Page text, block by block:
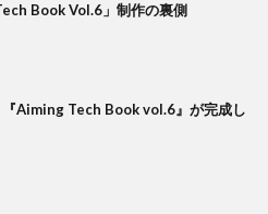
Book Vol.6」制作の裏側
『Aiming Tech Book vol.6』が完成し